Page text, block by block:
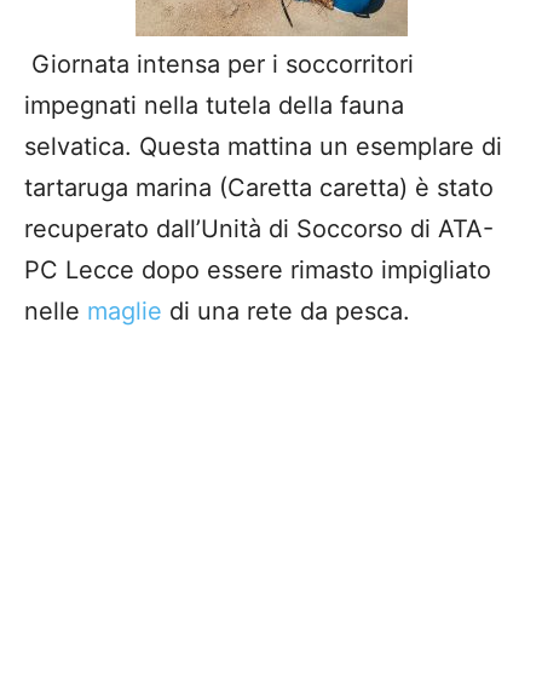
Giornata intensa per i soccorritori
impegnati nella tutela della fauna
selvatica. Questa mattina un esemplare di
tartaruga marina (Caretta caretta) è stato
recuperato dall’Unità di Soccorso di ATA-
PC Lecce dopo essere rimasto impigliato
nelle maglie di una rete da pesca.